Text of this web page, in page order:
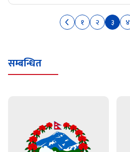
१ २ ३ ४
सम्बन्धित